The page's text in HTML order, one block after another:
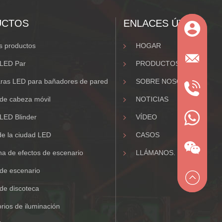
productos
Par
LED para bañadores de pared
cabeza móvil
Blinder
la ciudad LED
de efectos de escenario
escenario
discoteca
de iluminación
ENLACES ÚTILES
HOGAR
PRODUCTOS
SOBRE NOSOTROS.
NOTICIAS
VÍDEO
CASOS
LLÁMANOS.